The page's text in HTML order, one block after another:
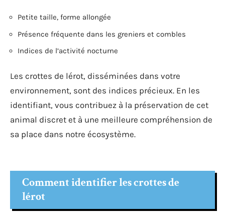
Petite taille, forme allongée
Présence fréquente dans les greniers et combles
Indices de l’activité nocturne
Les crottes de lérot, disséminées dans votre
environnement, sont des indices précieux. En les
identifiant, vous contribuez à la préservation de cet
animal discret et à une meilleure compréhension de
sa place dans notre écosystème.
Comment identifier les crottes de
lérot